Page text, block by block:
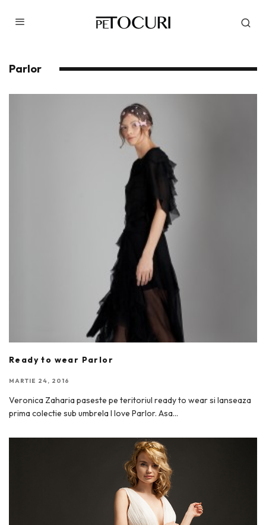
Parlor
Ready to wear Parlor
MARTIE 24, 2016
Veronica Zaharia paseste pe teritoriul ready to wear si lanseaza
prima colectie sub umbrela I love Parlor. Asa...